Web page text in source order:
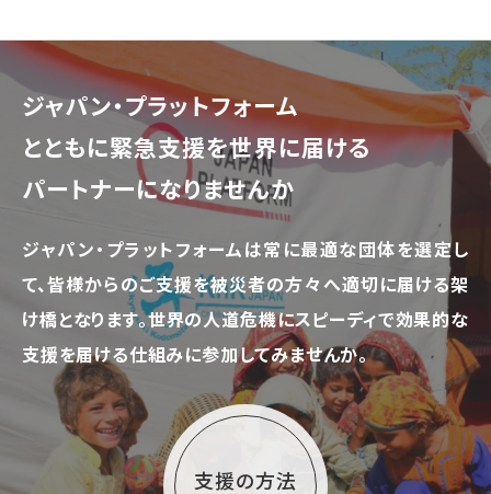
ジャパン・プラットフォーム
とともに緊急支援を世界に届ける
パートナーになりませんか
ジャパン・プラットフォームは常に最適な団体を選定し
て、皆様からのご支援を被災者の方々へ適切に届ける架
け橋となります。世界の人道危機にスピーディで効果的な
支援を届ける仕組みに参加してみませんか。
支援の方法